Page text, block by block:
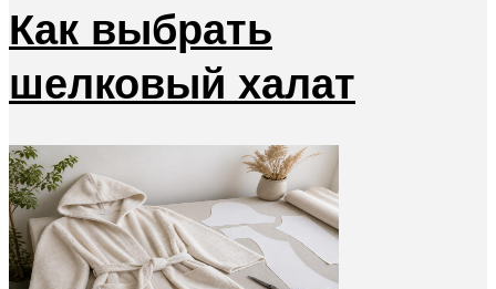
Как выбрать
шелковый халат